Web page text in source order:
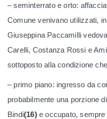
– seminterrato e orto:
Comune venivano utilizzati,
Giuseppina Paccamilli
Carelli, Costanza Rossi e
sottoposto alla condizione
– primo piano: ingresso da
probabilmente una porzione
Bindi(16)e occupato, sempre